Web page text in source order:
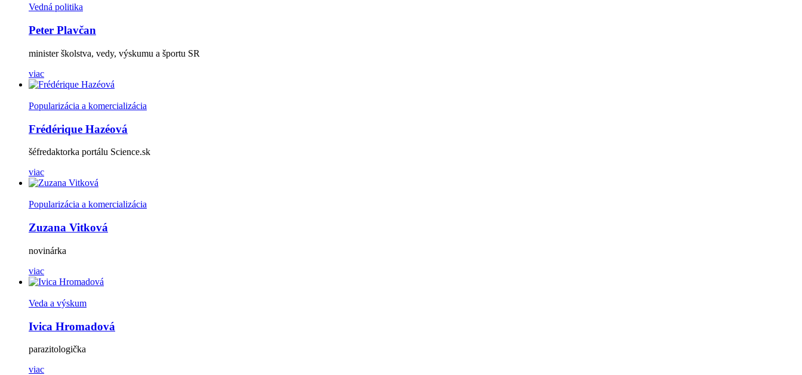
Vedná politika
Peter Plavčan
minister školstva, vedy, výskumu a športu SR
viac
Popularizácia a komercializácia
Frédérique Hazéová
šéfredaktorka portálu Science.sk
viac
Popularizácia a komercializácia
Zuzana Vitková
novinárka
viac
Veda a výskum
Ivica Hromadová
parazitologička
viac